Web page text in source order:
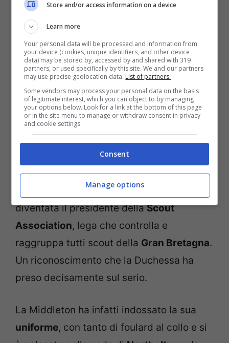
Una donna iperattiva,
cresciuto da sola i tre figli senza peraltro
rinunciare mai ad un impegno istituzionale,
al fianco del marito e pronta ad anteporre
il bene della Corona a lei stessa, come
d’altronde le è stato chiesto di fare quando
ha sposato William.
E per la donna è arrivata una nuova
nomina, davvero speciale. Kate è
diventata il presidente dellaScout
Association, lega che controlla e
raggruppa tutti scout della Gran Bretagna.
Un riconoscimento che la Duchessa ha
preso decisamente sul serio.
La Middleton ha infatti indossato la sua
uniforme, con tanto di foulard al collo e si
Store and/or access information on a device
Learn more
Your personal data will be processed and information from
your device (cookies, unique identifiers, and other device
data) may be stored by, accessed by and shared with 319
partners, or used specifically by this site. We and our partners
may use precise geolocation data. List of partners.
Some vendors may process your personal data on the basis
of legitimate interest, which you can object to by managing
your options below. Look for a link at the bottom of this page
or in the site menu to manage or withdraw consent in privacy
and cookie settings.
Consent
Manage options